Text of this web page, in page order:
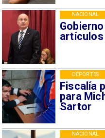
artículos
NACIONAL
Fiscalía
para
Sartor
DEPORTES
NACIONAL